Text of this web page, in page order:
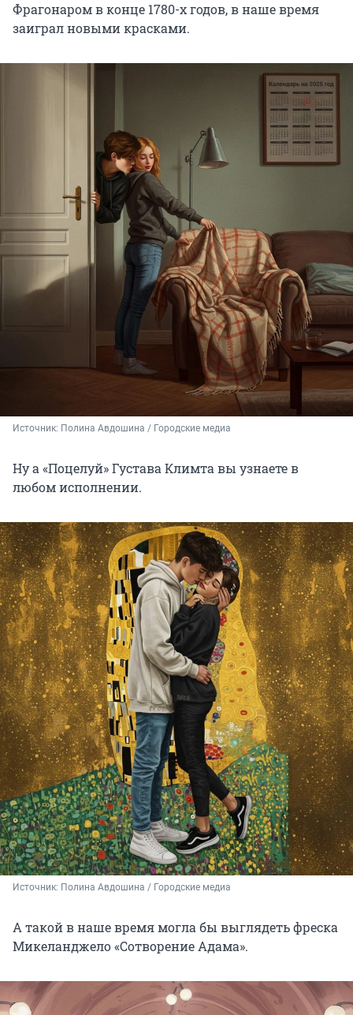
Фрагонаром в конце 1780-х годов, в наше время
заиграл новыми красками.
Источник: Полина Авдошина / Городские медиа
Ну а «Поцелуй» Густава Климта вы узнаете в
любом исполнении.
Источник: Полина Авдошина / Городские медиа
А такой в наше время могла бы выглядеть фреска
Микеланджело «Сотворение Адама».